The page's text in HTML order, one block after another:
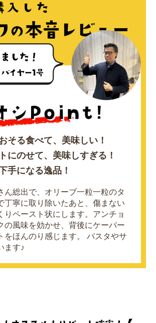
そる食べて、美味しい！
にのせて、美味しすぎる！
手になる逸品！
ん総出で、オリーブ一粒一粒のタ
丁寧に取り除いたあと、傷まない
りペースト状にします。アンチョ
の風味を効かせ、背後にケーパー
をほんのり感じます。 パスタやサ
ます♪